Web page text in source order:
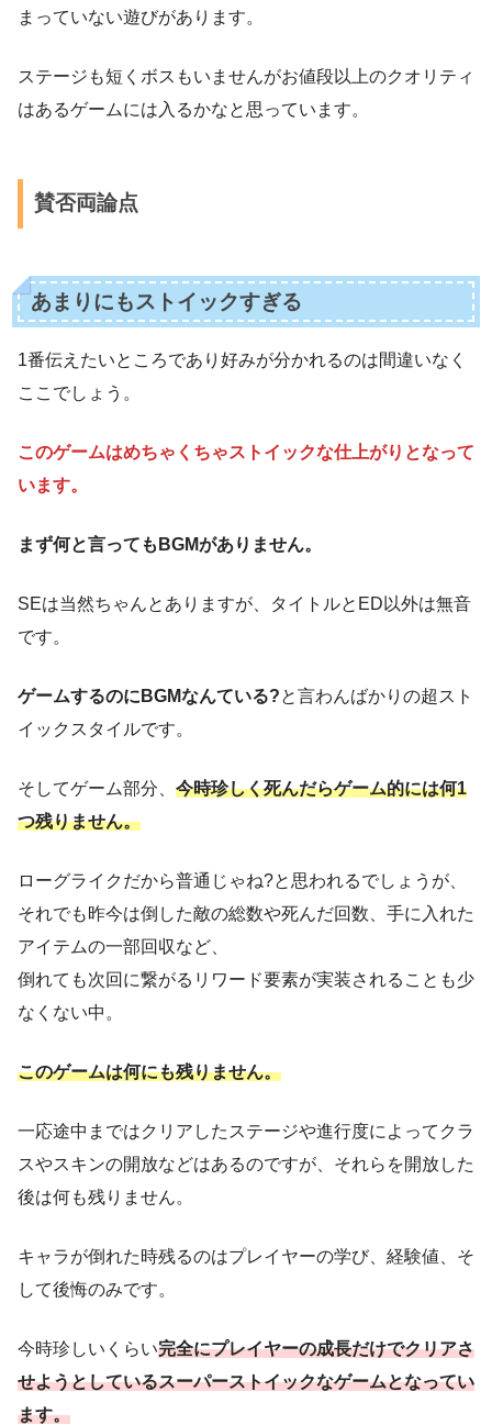
まっていない遊びがあります。
ステージも短くボスもいませんがお値段以上のクオリティ
はあるゲームには入るかなと思っています。
賛否両論点
あまりにもストイックすぎる
1番伝えたいところであり好みが分かれるのは間違いなく
ここでしょう。
このゲームはめちゃくちゃストイックな仕上がりとなって
います。
まず何と言ってもBGMがありません。
SEは当然ちゃんとありますが、タイトルとED以外は無音
です。
ゲームするのにBGMなんている?と言わんばかりの超スト
イックスタイルです。
そしてゲーム部分、 今時珍しく死んだらゲーム的には何1
つ残りません。
ローグライクだから普通じゃね?と思われるでしょうが、
それでも昨今は倒した敵の総数や死んだ回数、手に入れた
アイテムの一部回収など、
倒れても次回に繋がるリワード要素が実装されることも少
なくない中。
このゲームは何にも残りません。
一応途中まではクリアしたステージや進行度によってクラ
スやスキンの開放などはあるのですが、それらを開放した
後は何も残りません。
キャラが倒れた時残るのはプレイヤーの学び、経験値、そ
して後悔のみです。
今時珍しいくらい完全にプレイヤーの成長だけでクリアさ
せようとしているスーパーストイックなゲームとなってい
ます。